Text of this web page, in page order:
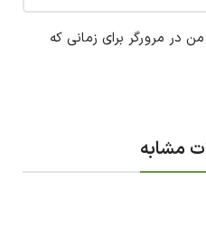
در مرورگر برای زمانی که
مشابه